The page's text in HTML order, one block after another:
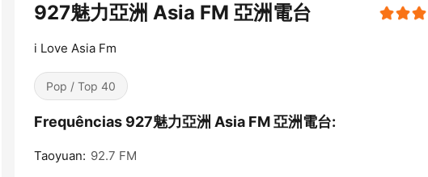
927魅力亞洲 Asia FM 亞洲電台
i Love Asia Fm
Pop / Top 40
Frequências 927魅力亞洲 Asia FM 亞洲電台:
Taoyuan: 92.7 FM